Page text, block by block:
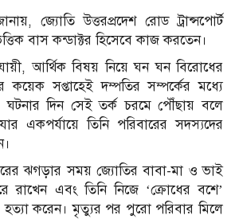
জ্যোতি উত্তরপ্রদেশ রোড ট্রান্সপোর্ট
বাস কন্ডাক্টর হিসেবে কাজ করতেন।
আর্থিক বিষয় নিয়ে ঘন ঘন বিরোধের
কয়েক সপ্তাহেই দম্পতির সম্পর্কের মধ্যে
ঘটনার দিন সেই তর্ক চরমে পৌঁছায় বলে
একপর্যায়ে তিনি পরিবারের সদস্যদের
ঝগড়ার সময় জ্যোতির বাবা-মা ও ভাই
রাখেন এবং তিনি নিজে ‘ক্রোধের বশে’
হত্যা করেন। মৃত্যুর পর পুরো পরিবার মিলে